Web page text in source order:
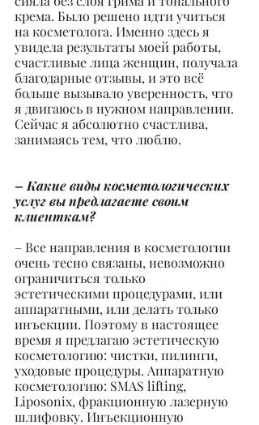
крема. Было решено идти учиться
на косметолога. Именно здесь я
увидела результаты моей работы,
счастливые лица женщин, получала
благодарные отзывы, и это всё
больше вызывало уверенность, что
я двигаюсь в нужном направлении.
Сейчас я абсолютно счастлива,
занимаясь тем, что люблю.
– Какие виды косметологических
услуг вы предлагаете своим
клиенткам?
– Все направления в косметологии
очень тесно связаны, невозможно
ограничиться только
эстетическими процедурами, или
аппаратными, или делать только
инъекции. Поэтому в настоящее
время я предлагаю эстетическую
косметологию: чистки, пилинги,
уходовые процедуры. Аппаратную
косметологию: SMAS lifting,
Liposonix, фракционную лазерную
шлифовку. Инъекционную